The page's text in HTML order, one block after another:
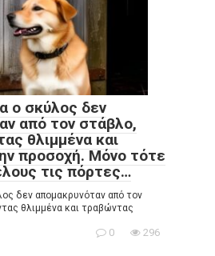
ο σκύλος δεν
από τον στάβλο,
θλιμμένα και
προσοχή. Μόνο τότε
τις πόρτες…
δεν απομακρυνόταν από τον
θλιμμένα και τραβώντας
0 296